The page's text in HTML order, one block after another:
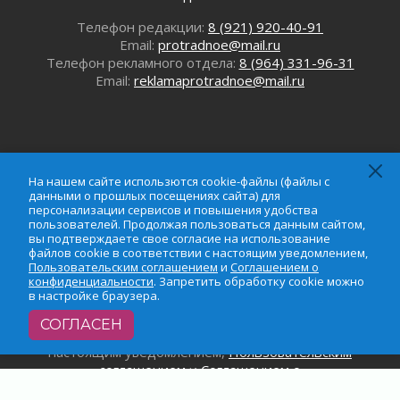
Новые возможности для творчества
За сухими цифрами — реальная жизнь
31 июля 2026
31 июля 2026
Генеральная репетиция векового юбилея
31 июля 2026
Открытое сердце и стремление делать добро
31 июля 2026
Давайте разберемся!
30 июля 2026
Телефон редакции: 8 (921) 920-40-91
Email: protradnoe@mail.ru
Телефон рекламного отдела: 8 (964) 331-96-31
Email: reklamaprotradnoe@mail.ru
На нашем сайте использются cookie-файлы (файлы с
данными о прошлых посещениях сайта) для
персонализации сервисов и повышения удобства
пользователей. Продолжая пользоваться данным
сайтом, вы подтверждаете свое согласие на
использование файлов cookie в соответствии с
настоящим уведомлением,Пользовательским
соглашениемиСоглашением о
На нашем сайте использются cookie-файлы (файлы с
данными о прошлых посещениях сайта) для
персонализации сервисов и повышения удобства
пользователей. Продолжая пользоваться данным сайтом,
вы подтверждаете свое согласие на использование
файлов cookie в соответствии с настоящим уведомлением,
Пользовательским соглашением и Соглашением о
конфиденциальности. Запретить обработку cookie можно
в настройке браузера.
СОГЛАСЕН